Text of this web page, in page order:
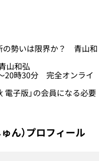
勢いは限界か？ 青山和
山和弘
20時30分 完全オンライ
子版」の会員になる必要
ん）プロフィール